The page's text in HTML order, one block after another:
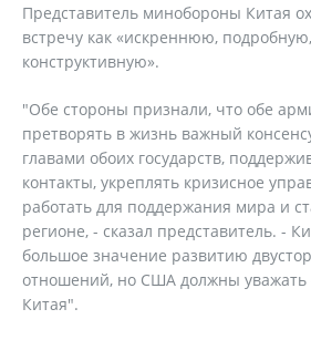
Представитель минобороны Китая
встречу как «искреннюю,
конструктивную».
"Обе стороны признали, что обе
претворять в жизнь важный
главами обоих государств,
контакты, укреплять кризисное
работать для поддержания мира и
регионе, - сказал представитель. -
большое значение развитию
отношений, но США должны уважать
Китая".